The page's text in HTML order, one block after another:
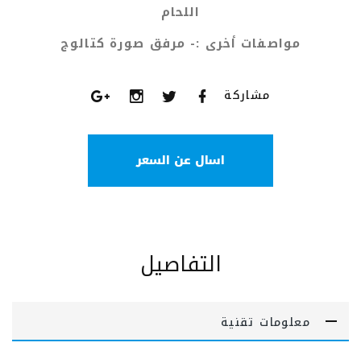
اللحام
مواصفات أخرى :- مرفق صورة كتالوج
مشاركة
اسال عن السعر
التفاصيل
معلومات تقنية